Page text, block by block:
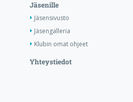
Jäsenille
Jäsensivusto
Jäsengalleria
Klubin omat ohjeet
Yhteystiedot